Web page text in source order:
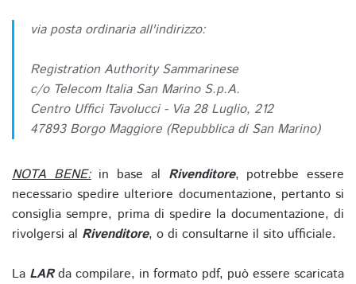
via posta ordinaria all'indirizzo:
Registration Authority Sammarinese
c/o Telecom Italia San Marino S.p.A.
Centro Uffici Tavolucci - Via 28 Luglio, 212
47893 Borgo Maggiore (Repubblica di San Marino)
NOTA BENE:in base al Rivenditore, potrebbe essere
necessario spedire ulteriore documentazione, pertanto si
consiglia sempre, prima di spedire la documentazione, di
rivolgersi al Rivenditore, o di consultarne il sito ufficiale.
La LARda compilare, in formato pdf, può essere scaricata